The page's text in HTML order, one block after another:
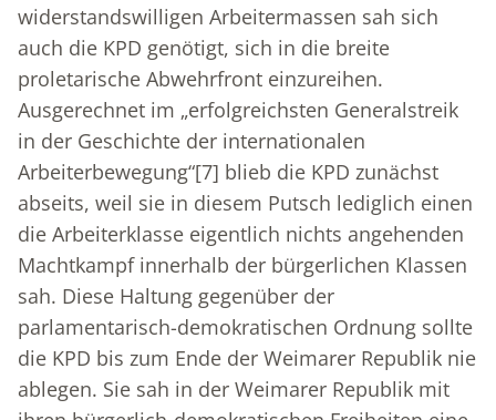
widerstandswilligen Arbeitermassen sah sich
auch die KPD genötigt, sich in die breite
proletarische Abwehrfront einzureihen.
Ausgerechnet im „erfolgreichsten Generalstreik
in der Geschichte der internationalen
Arbeiterbewegung“[7] blieb die KPD zunächst
abseits, weil sie in diesem Putsch lediglich einen
die Arbeiterklasse eigentlich nichts angehenden
Machtkampf innerhalb der bürgerlichen Klassen
sah. Diese Haltung gegenüber der
parlamentarisch-demokratischen Ordnung sollte
die KPD bis zum Ende der Weimarer Republik nie
ablegen. Sie sah in der Weimarer Republik mit